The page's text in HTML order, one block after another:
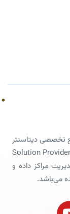
تخصصی دیتاسنتر
و رایانش ابری، به عنوان یک شرکت راهکار محور یا Solution Provider
مراکز داده و
می‌باشد.